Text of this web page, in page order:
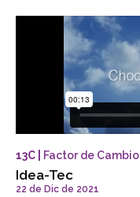
13C | Factor de Cambio
Idea-Tec
22 de Dic de 2021